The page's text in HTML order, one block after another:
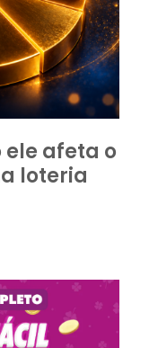
ele afeta o
loteria